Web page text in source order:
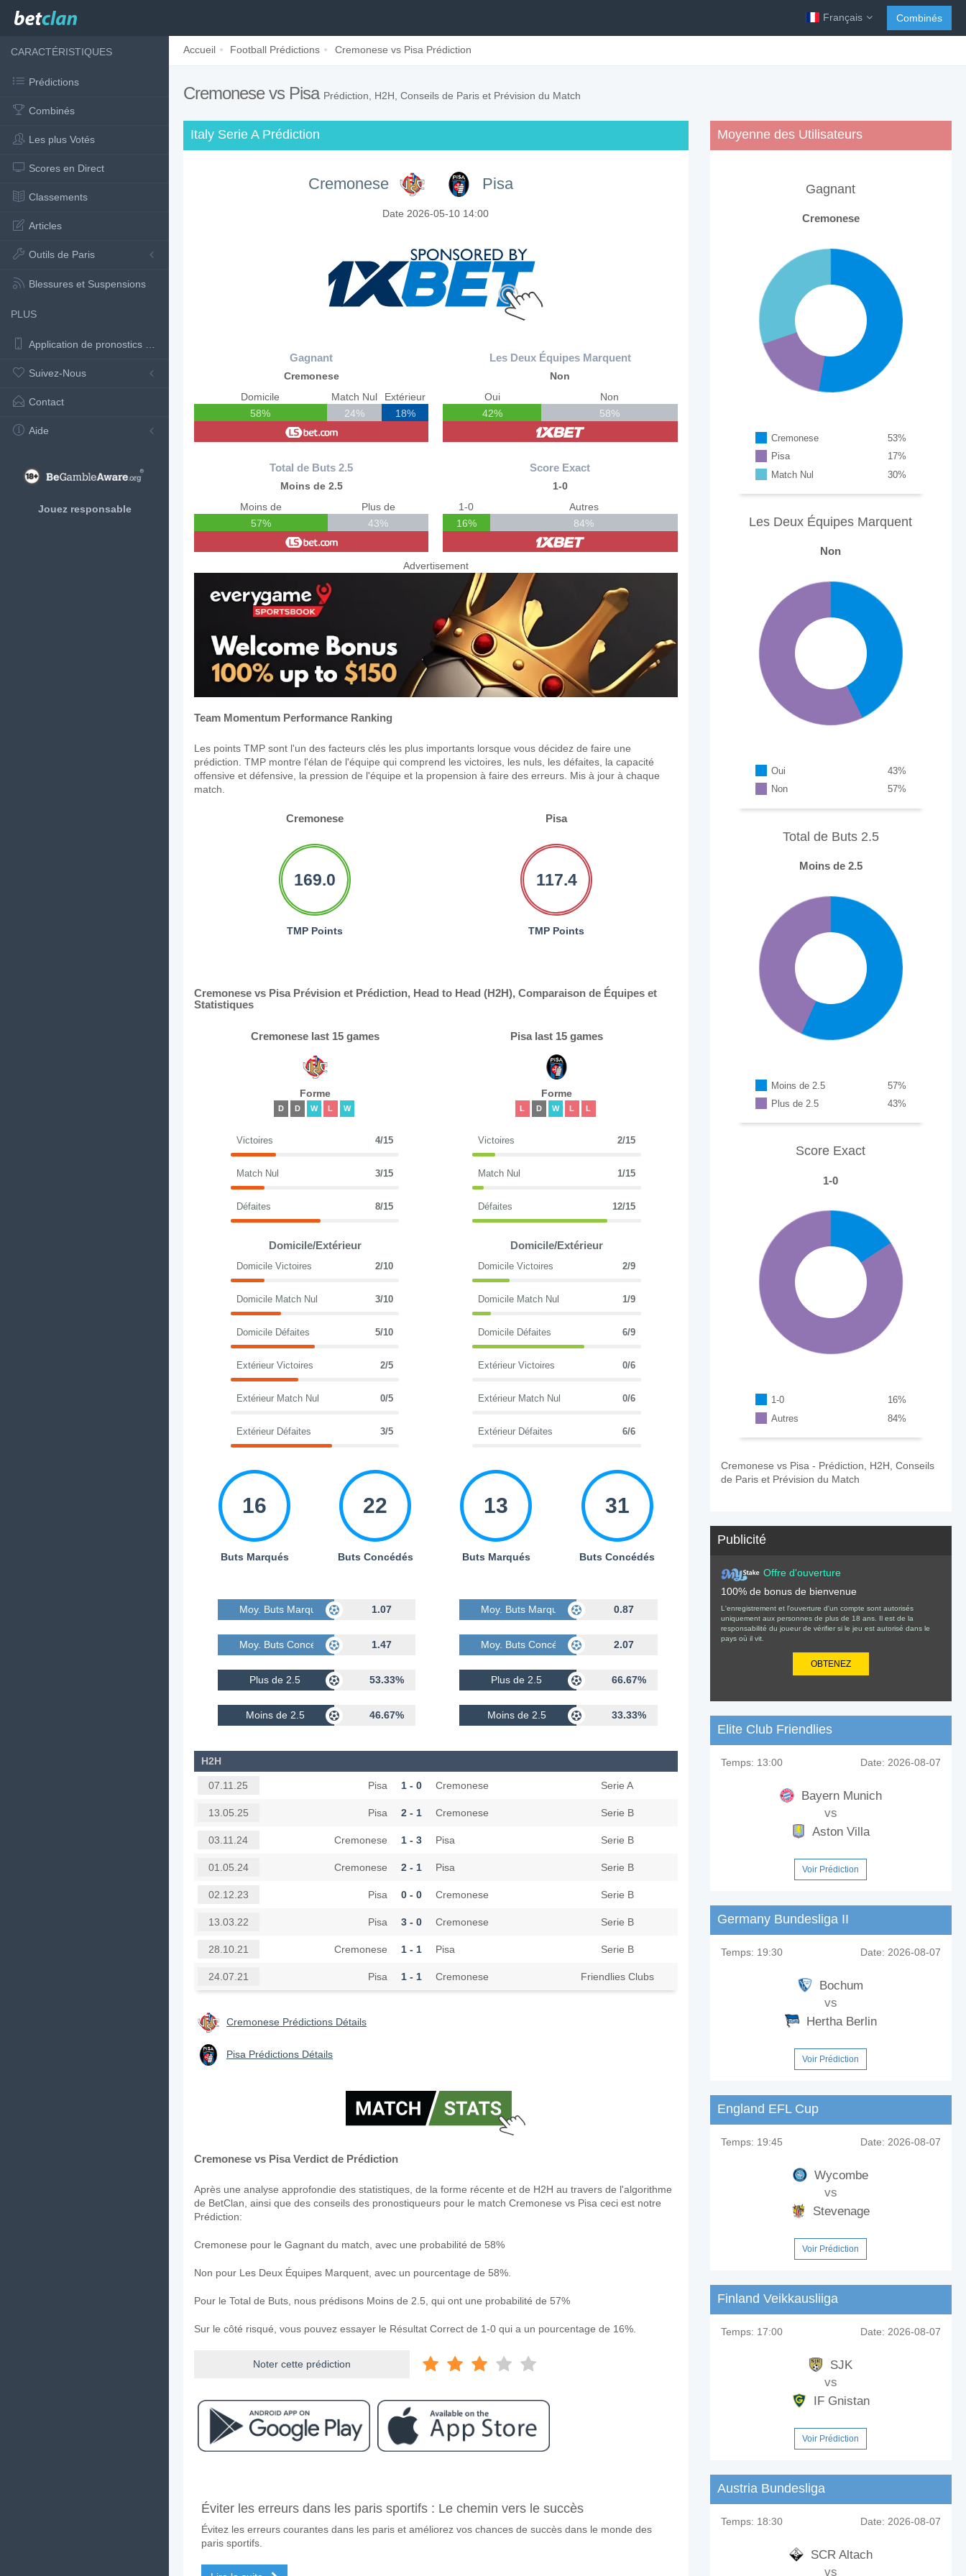
Français Combinés
CARACTÉRISTIQUES
Prédictions
Combinés
Les plus Votés
Scores en Direct
Classements
Articles
Outils de Paris
Blessures et Suspensions
PLUS
Application de pronostics de football
Suivez-Nous
Contact
Aide
Jouez responsable
Accueil Football Prédictions Cremonese vs Pisa Prédiction
Cremonese vs Pisa Prédiction, H2H, Conseils de Paris et Prévision du Match
Italy Serie A Prédiction
Cremonese Pisa
Date 2026-05-10 14:00
Gagnant
Cremonese
Domicile
58%
Match Nul
24%
Extérieur
18%
Total de Buts 2.5
Moins de 2.5
Moins de
57%
Plus de
43%
Les Deux Équipes Marquent
Non
Oui
42%
Non
58%
Score Exact
1-0
1-0
16%
Autres
84%
Advertisement
Team Momentum Performance Ranking
Les points TMP sont l'un des facteurs clés les plus importants lorsque vous décidez de faire une
prédiction. TMP montre l'élan de l'équipe qui comprend les victoires, les nuls, les défaites, la capacité
offensive et défensive, la pression de l'équipe et la propension à faire des erreurs. Mis à jour à chaque
match.
Cremonese Pisa
169.0
TMP Points
117.4
TMP Points
Cremonese vs Pisa Prévision et Prédiction, Head to Head (H2H), Comparaison de Équipes et
Statistiques
Cremonese last 15 games
Forme
D D W L W
Victoires 4/15
Match Nul 3/15
Défaites 8/15
Domicile/Extérieur
Domicile Victoires 2/10
Domicile Match Nul 3/10
Domicile Défaites 5/10
Extérieur Victoires 2/5
Extérieur Match Nul 0/5
Extérieur Défaites 3/5
16
Buts Marqués
22
Buts Concédés
Moy. Buts Marqués 1.07
Moy. Buts Concédés 1.47
Plus de 2.5 53.33%
Moins de 2.5 46.67%
Pisa last 15 games
Forme
L D W L L
Victoires 2/15
Match Nul 1/15
Défaites 12/15
Domicile/Extérieur
Domicile Victoires 2/9
Domicile Match Nul 1/9
Domicile Défaites 6/9
Extérieur Victoires 0/6
Extérieur Match Nul 0/6
Extérieur Défaites 6/6
13
Buts Marqués
31
Buts Concédés
Moy. Buts Marqués 0.87
Moy. Buts Concédés 2.07
Plus de 2.5 66.67%
Moins de 2.5 33.33%
H2H
07.11.25 Pisa 1 - 0 Cremonese Serie A
13.05.25 Pisa 2 - 1 Cremonese Serie B
03.11.24 Cremonese 1 - 3 Pisa Serie B
01.05.24 Cremonese 2 - 1 Pisa Serie B
02.12.23 Pisa 0 - 0 Cremonese Serie B
13.03.22 Pisa 3 - 0 Cremonese Serie B
28.10.21 Cremonese 1 - 1 Pisa Serie B
24.07.21 Pisa 1 - 1 Cremonese Friendlies Clubs
Cremonese Prédictions Détails
Pisa Prédictions Détails
Cremonese vs Pisa Verdict de Prédiction
Après une analyse approfondie des statistiques, de la forme récente et de H2H au travers de l'algorithme
de BetClan, ainsi que des conseils des pronostiqueurs pour le match Cremonese vs Pisa ceci est notre
Prédiction:
Cremonese pour le Gagnant du match, avec une probabilité de 58%
Non pour Les Deux Équipes Marquent, avec un pourcentage de 58%.
Pour le Total de Buts, nous prédisons Moins de 2.5, qui ont une probabilité de 57%
Sur le côté risqué, vous pouvez essayer le Résultat Correct de 1-0 qui a un pourcentage de 16%.
Noter cette prédiction
Le match entre Cremonese v Pisa 10 May 2026 14:00.
Quelle est l'équipe favorite pour gagner entre Cremonese v Pisa?
Éviter les erreurs dans les paris sportifs : Le chemin vers le succès
Évitez les erreurs courantes dans les paris et améliorez vos chances de succès dans le monde des
paris sportifs.
Moyenne des Utilisateurs
Gagnant
Cremonese
Cremonese %
53
Pisa
%
17
Match Nul
%
30
Les Deux Équipes Marquent
Non
Oui %
43
Non
%
57
Total de Buts 2.5
Moins de 2.5
Moins de 2.5 %
57
Plus de 2.5
%
43
Score Exact
1-0
1-0 %
16
Autres
%
84
Cremonese vs Pisa - Prédiction, H2H, Conseils
de Paris et Prévision du Match
Publicité
Offre d'ouverture
100% de bonus de bienvenue
L'enregistrement et l'ouverture d'un compte sont autorisés
uniquement aux personnes de plus de 18 ans. Il est de la
responsabilité du joueur de vérifier si le jeu est autorisé dans le
pays où il vit.
OBTENEZ
Elite Club Friendlies
Temps: 13:00 Date: 2026-08-07
Bayern Munich
vs
Aston Villa
Voir Prédiction
Germany Bundesliga II
Temps: 19:30 Date: 2026-08-07
Bochum
vs
Hertha Berlin
Voir Prédiction
England EFL Cup
Temps: 19:45 Date: 2026-08-07
Wycombe
vs
Stevenage
Voir Prédiction
Finland Veikkausliiga
Temps: 17:00 Date: 2026-08-07
SJK
vs
IF Gnistan
Voir Prédiction
Austria Bundesliga
Temps: 18:30 Date: 2026-08-07
SCR Altach
vs